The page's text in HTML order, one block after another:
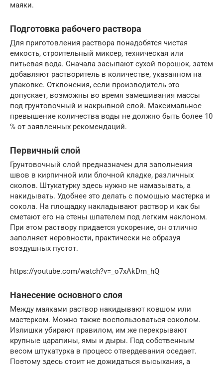
маяки.
Подготовка рабочего раствора
Для приготовления раствора понадобятся чистая
емкость, строительный миксер, техническая или
питьевая вода. Сначала засыпают сухой порошок, затем
добавляют растворитель в количестве, указанном на
упаковке. Отклонения, если производитель это
допускает, возможны во время замешивания массы
под грунтовочный и накрывной слой. Максимальное
превышение количества воды не должно быть более 10
% от заявленных рекомендаций.
Первичный слой
Грунтовочный слой предназначен для заполнения
швов в кирпичной или блочной кладке, различных
сколов. Штукатурку здесь нужно не намазывать, а
накидывать. Удобнее это делать с помощью мастерка и
сокола. На площадку накладывают раствор и как бы
сметают его на стены шпателем под легким наклоном.
При этом раствору придается ускорение, он отлично
заполняет неровности, практически не образуя
воздушных пустот.
https://youtube.com/watch?v=_o7xAkDm_hQ
Нанесение основного слоя
Между маяками раствор накидывают ковшом или
мастерком. Можно также воспользоваться соколом.
Излишки убирают правилом, им же перекрывают
крупные царапины, ямы и дыры. Под собственным
весом штукатурка в процесс отвердевания оседает.
Поэтому здесь стоит не дожидаться высыхания, а